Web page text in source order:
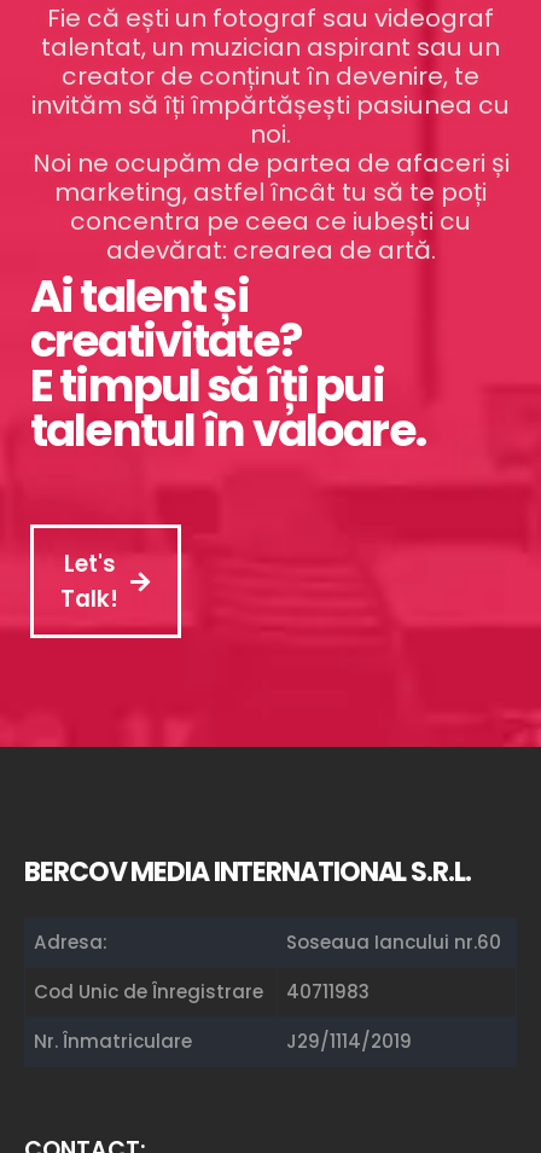
Fie că ești un fotograf sau videograf
talentat, un muzician aspirant sau un
creator de conținut în devenire, te
invităm să îți împărtășești pasiunea cu
noi.
Noi ne ocupăm de partea de afaceri și
marketing, astfel încât tu să te poți
concentra pe ceea ce iubești cu
adevărat: crearea de artă.
Ai talent și
creativitate?
E timpul să îți pui
talentul în valoare.
Let's
Talk!
BERCOV MEDIA INTERNATIONAL S.R.L.
Adresa:
Soseaua Iancului nr.60
Cod Unic de Înregistrare
40711983
Nr. Înmatriculare
J29/1114/2019